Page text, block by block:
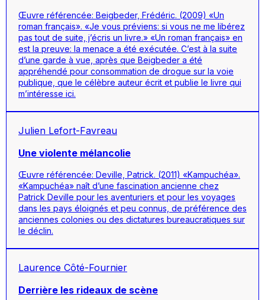
Œuvre référencée: Beigbeder, Frédéric. (2009) «Un
roman français». «Je vous préviens: si vous ne me libérez
pas tout de suite, j’écris un livre.» «Un roman français» en
est la preuve: la menace a été exécutée. C’est à la suite
d’une garde à vue, après que Beigbeder a été
appréhendé pour consommation de drogue sur la voie
publique, que le célèbre auteur écrit et publie le livre qui
m’intéresse ici.
Julien Lefort-Favreau
Une violente mélancolie
Œuvre référencée: Deville, Patrick. (2011) «Kampuchéa».
«Kampuchéa» naît d’une fascination ancienne chez
Patrick Deville pour les aventuriers et pour les voyages
dans les pays éloignés et peu connus, de préférence des
anciennes colonies ou des dictatures bureaucratiques sur
le déclin.
Laurence Côté-Fournier
Derrière les rideaux de scène